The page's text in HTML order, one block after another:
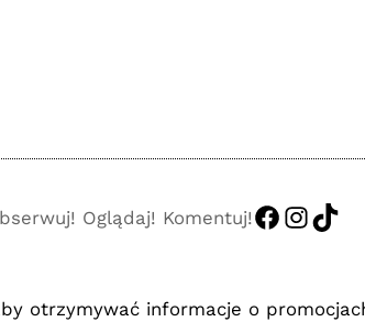
Oglądaj! Komentuj!https://
http://
otrzymywać informacje o